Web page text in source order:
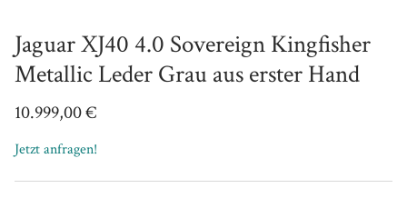
Jaguar XJ40 4.0 Sovereign Kingfisher
Metallic Leder Grau aus erster Hand
10.999,00€
Jetzt anfragen!